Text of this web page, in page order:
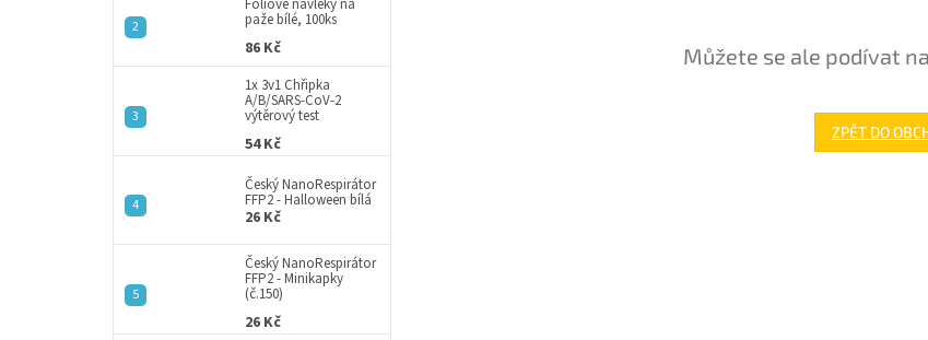
paže bílé, 100ks
86 Kč
1x 3v1 Chřipka
A/B/SARS-CoV-2
výtěrový test
54 Kč
Český NanoRespirátor
FFP2 - Halloween bílá
26 Kč
Český NanoRespirátor
FFP2 - Minikapky
(č.150)
26 Kč
Můžete se ale podívat
ZPĚT DO